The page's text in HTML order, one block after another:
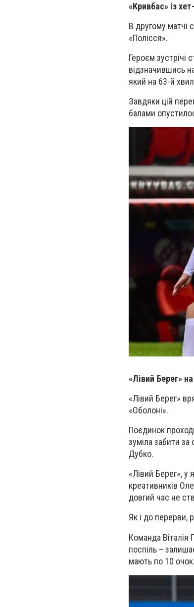
«Кривбас» із
В другому матчі
«Полісся».
Героєм зустрічі
відзначившись
який на 63-й
Завдяки цій
балами
«Лівий Берег»
«Лівий Берег»
«Оболоні».
Поєдинок
зуміла забити
Дубко.
«Лівий Берег», у
креативників
довгий час не
Як і до перерви,
Команда Віталія
поспіль –
мають по 10